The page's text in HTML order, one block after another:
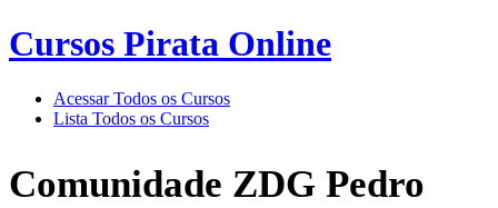
Cursos Pirata Online
Acessar Todos os Cursos
Lista Todos os Cursos
Comunidade ZDG Pedro